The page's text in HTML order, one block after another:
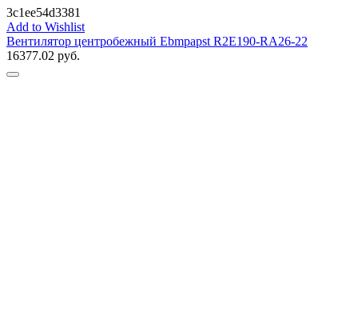
3c1ee54d3381
Add to Wishlist
Вентилятор центробежный Ebmpapst R2E190-RA26-22
16377.02 руб.